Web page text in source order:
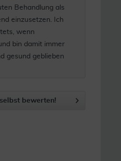
Behandlung als
einzusetzen. Ich
wenn
bin damit immer
gesund geblieben
bewerten!